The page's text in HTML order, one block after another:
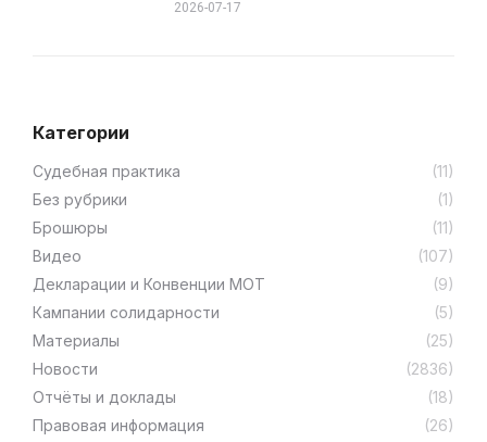
2026-07-17
Категории
Cудебная практика
(11)
Без рубрики
(1)
Брошюры
(11)
Видео
(107)
Декларации и Конвенции МОТ
(9)
Кампании солидарности
(5)
Материалы
(25)
Новости
(2836)
Отчёты и доклады
(18)
Правовая информация
(26)